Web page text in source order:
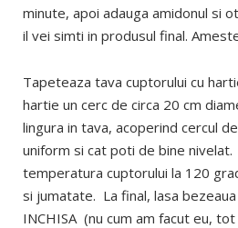
minute, apoi adauga amidonul si
il vei simti in produsul final.
Tapeteaza tava cuptorului cu
hartie un cerc de circa 20 cm
lingura in tava, acoperind cercul
uniform si cat poti de bine
temperatura cuptorului la 120
si jumatate. La final, lasa bezeaua
INCHISA (nu cum am facut eu,